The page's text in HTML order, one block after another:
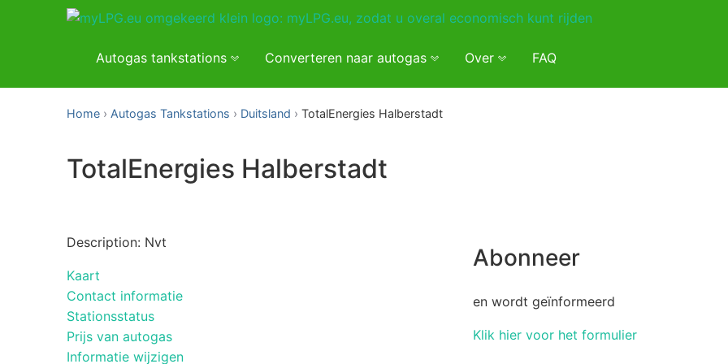
Autogas tankstations Converteren naar autogas Over FAQ
Home Autogas Tankstations Duitsland TotalEnergies Halberstadt
TotalEnergies Halberstadt
Description: Nvt
Kaart
Contact informatie
Stationsstatus
Prijs van autogas
Informatie wijzigen
Abonneer
en wordt geïnformeerd
Klik hier voor het formulier